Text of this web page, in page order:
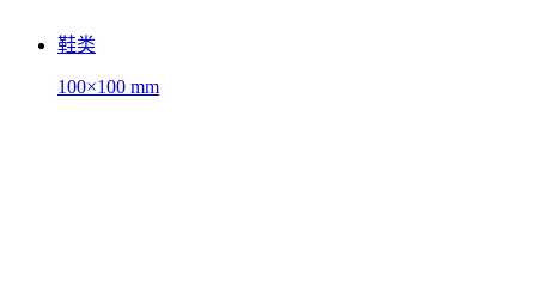
鞋类
100×100 mm